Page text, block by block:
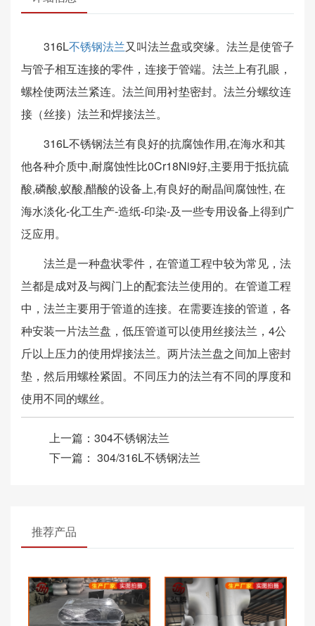
316L不锈钢法兰又叫法兰盘或突缘。法兰是使管子
与管子相互连接的零件，连接于管端。法兰上有孔眼，
螺栓使两法兰紧连。法兰间用衬垫密封。法兰分螺纹连
接（丝接）法兰和焊接法兰。
316L不锈钢法兰有良好的抗腐蚀作用,在海水和其
他各种介质中,耐腐蚀性比0Cr18Ni9好,主要用于抵抗硫
酸,磷酸,蚁酸,醋酸的设备上,有良好的耐晶间腐蚀性, 在
海水淡化-化工生产-造纸-印染-及一些专用设备上得到广
泛应用。
法兰是一种盘状零件，在管道工程中较为常见，法
兰都是成对及与阀门上的配套法兰使用的。在管道工程
中，法兰主要用于管道的连接。在需要连接的管道，各
种安装一片法兰盘，低压管道可以使用丝接法兰，4公
斤以上压力的使用焊接法兰。两片法兰盘之间加上密封
垫，然后用螺栓紧固。不同压力的法兰有不同的厚度和
使用不同的螺丝。
上一篇： 304不锈钢法兰
下一篇： 304/316L不锈钢法兰
推荐产品